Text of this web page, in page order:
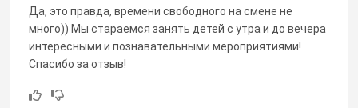
Да, это правда, времени свободного на смене не
много)) Мы стараемся занять детей с утра и до вечера
интересными и познавательными мероприятиями!
Спасибо за отзыв!